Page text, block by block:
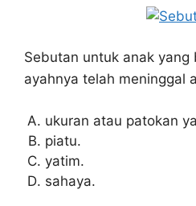
Sebutan untuk anak yang
ayahnya telah meninggal
ukuran atau patokan
piatu.
yatim.
sahaya.